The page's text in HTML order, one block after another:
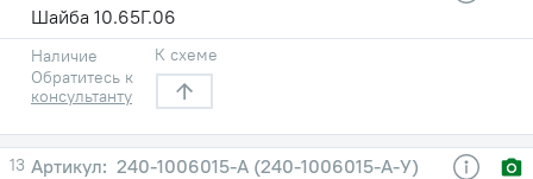
Шайба 10.65Г.06
Наличие
Обратитесь к
консультанту
К схеме
13
240-1006015-A (240-1006015-А-У)